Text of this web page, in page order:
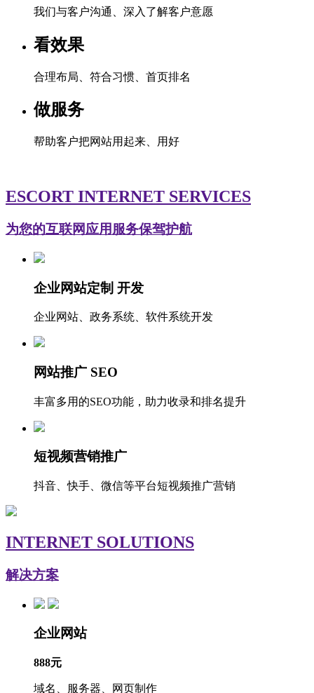
我们与客户沟通、深入了解客户意愿
看效果
合理布局、符合习惯、首页排名
做服务
帮助客户把网站用起来、用好
ESCORT INTERNET SERVICES
为您的互联网应用服务保驾护航
企业网站定制 开发
企业网站、政务系统、软件系统开发
网站推广 SEO
丰富多用的SEO功能，助力收录和排名提升
短视频营销推广
抖音、快手、微信等平台短视频推广营销
INTERNET SOLUTIONS
解决方案
企业网站
888元
域名、服务器、网页制作